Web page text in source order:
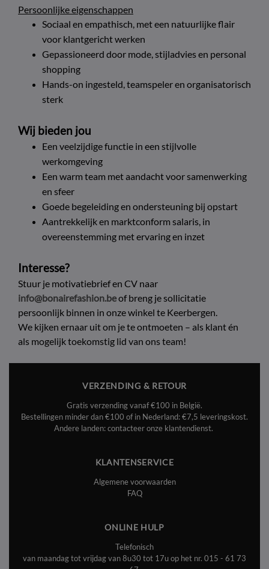
Persoonlijke eigenschappen
Sociaal en empathisch, met een natuurlijke flair
voor klantgericht werken
Gepassioneerd door mode, stijladvies en personal
shopping
Hands-on ingesteld, teamspeler en organisatorisch
sterk
Wij bieden jou
Een veelzijdige functie in een stijlvolle
werkomgeving
Een warm team met aandacht voor samenwerking
en sfeer
Goede begeleiding en ondersteuning bij opstart
Aantrekkelijk en marktconform salaris, in
overeenstemming met ervaring en inzet
Interesse?
Stuur je motivatiebrief en CV naar
info@bonairefashion.beof breng je sollicitatie
persoonlijk binnen in onze winkel te Keerbergen.
We kijken ernaar uit om je te ontmoeten – als klant én
als mogelijk toekomstig lid van ons team!
VERZENDING & RETOUR
Gratis verzending vanaf €100 in België.
Bestellingen minder dan €100 of in Nederland: €7,5 leveringskost.
Andere landen: contacteer onze klantendienst.
KLANTENSERVICE
Algemene voorwaarden
FAQ
ONLINE HULP
Telefonisch
van maandag tot vrijdag van 8u30 tot 17u op het nr. 015 - 61 73